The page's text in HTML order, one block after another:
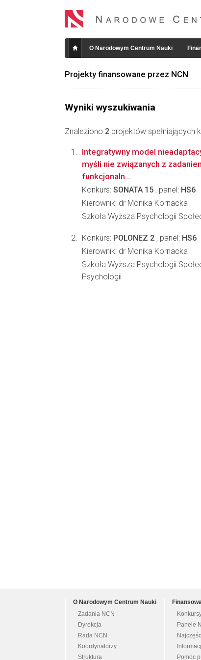
O Narodowym Centrum Nauki
Projekty finansowane przez NCN
Wyniki wyszukiwania
Znaleziono 2 projektów spełniających
Integratywny model
myśli nie związanych z
funkcjonaln...
Konkurs: SONATA 15 , panel: HS6
Kierownik: dr Monika Kornacka
Szkoła Wyższa Psychologii
Konkurs: POLONEZ 2 , panel: HS6
Kierownik: dr Monika Kornacka
Szkoła Wyższa Psychologii
Psychologii
O Narodowym Centrum Nauki
Zadania NCN
Dyrekcja
Rada NCN
Koordynatorzy
Struktura
Panele
Pomoc